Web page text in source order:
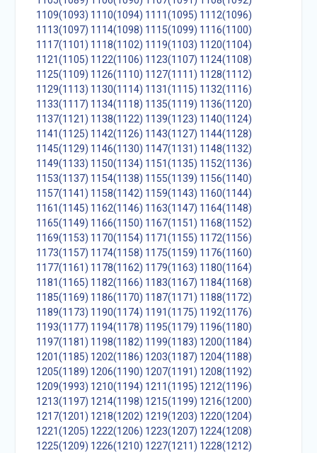
1109(1093) 1110(1094) 1111(1095) 1112(1096)
1113(1097) 1114(1098) 1115(1099) 1116(1100)
1117(1101) 1118(1102) 1119(1103) 1120(1104)
1121(1105) 1122(1106) 1123(1107) 1124(1108)
1125(1109) 1126(1110) 1127(1111) 1128(1112)
1129(1113) 1130(1114) 1131(1115) 1132(1116)
1133(1117) 1134(1118) 1135(1119) 1136(1120)
1137(1121) 1138(1122) 1139(1123) 1140(1124)
1141(1125) 1142(1126) 1143(1127) 1144(1128)
1145(1129) 1146(1130) 1147(1131) 1148(1132)
1149(1133) 1150(1134) 1151(1135) 1152(1136)
1153(1137) 1154(1138) 1155(1139) 1156(1140)
1157(1141) 1158(1142) 1159(1143) 1160(1144)
1161(1145) 1162(1146) 1163(1147) 1164(1148)
1165(1149) 1166(1150) 1167(1151) 1168(1152)
1169(1153) 1170(1154) 1171(1155) 1172(1156)
1173(1157) 1174(1158) 1175(1159) 1176(1160)
1177(1161) 1178(1162) 1179(1163) 1180(1164)
1181(1165) 1182(1166) 1183(1167) 1184(1168)
1185(1169) 1186(1170) 1187(1171) 1188(1172)
1189(1173) 1190(1174) 1191(1175) 1192(1176)
1193(1177) 1194(1178) 1195(1179) 1196(1180)
1197(1181) 1198(1182) 1199(1183) 1200(1184)
1201(1185) 1202(1186) 1203(1187) 1204(1188)
1205(1189) 1206(1190) 1207(1191) 1208(1192)
1209(1993) 1210(1194) 1211(1195) 1212(1196)
1213(1197) 1214(1198) 1215(1199) 1216(1200)
1217(1201) 1218(1202) 1219(1203) 1220(1204)
1221(1205) 1222(1206) 1223(1207) 1224(1208)
1225(1209) 1226(1210) 1227(1211) 1228(1212)